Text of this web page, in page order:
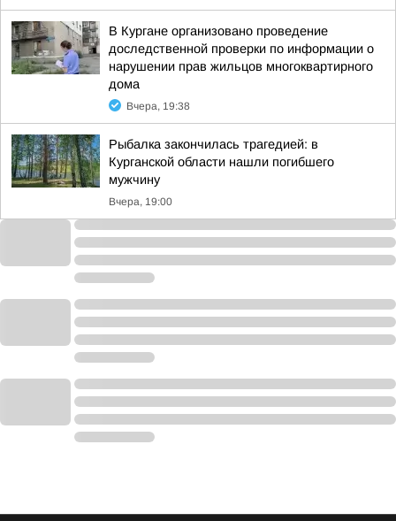
В Кургане организовано проведение
доследственной проверки по информации о
нарушении прав жильцов многоквартирного
дома
Вчера, 19:38
Рыбалка закончилась трагедией: в
Курганской области нашли погибшего
мужчину
Вчера, 19:00